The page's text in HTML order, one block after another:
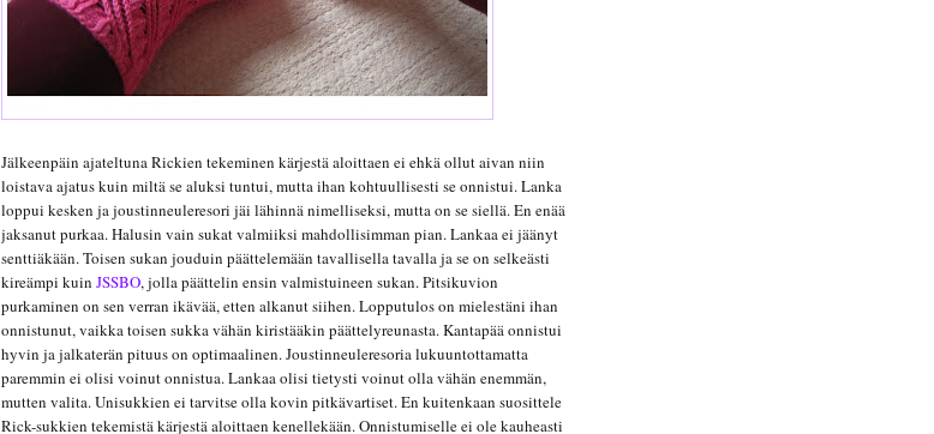
Jälkeenpäin ajateltuna Rickien tekeminen kärjestä aloittaen ei ehkä ollut aivan niin
loistava ajatus kuin miltä se aluksi tuntui, mutta ihan kohtuullisesti se onnistui. Lanka
loppui kesken ja joustinneuleresori jäi lähinnä nimelliseksi, mutta on se siellä. En enää
jaksanut purkaa. Halusin vain sukat valmiiksi mahdollisimman pian. Lankaa ei jäänyt
senttiäkään. Toisen sukan jouduin päättelemään tavallisella tavalla ja se on selkeästi
kireämpi kuin JSSBO, jolla päättelin ensin valmistuineen sukan. Pitsikuvion
purkaminen on sen verran ikävää, etten alkanut siihen. Lopputulos on mielestäni ihan
onnistunut, vaikka toisen sukka vähän kiristääkin päättelyreunasta. Kantapää onnistui
hyvin ja jalkaterän pituus on optimaalinen. Joustinneuleresoria lukuuntottamatta
paremmin ei olisi voinut onnistua. Lankaa olisi tietysti voinut olla vähän enemmän,
mutten valita. Unisukkien ei tarvitse olla kovin pitkävartiset. En kuitenkaan suosittele
Rick-sukkien tekemistä kärjestä aloittaen kenellekään. Onnistumiselle ei ole kauheasti